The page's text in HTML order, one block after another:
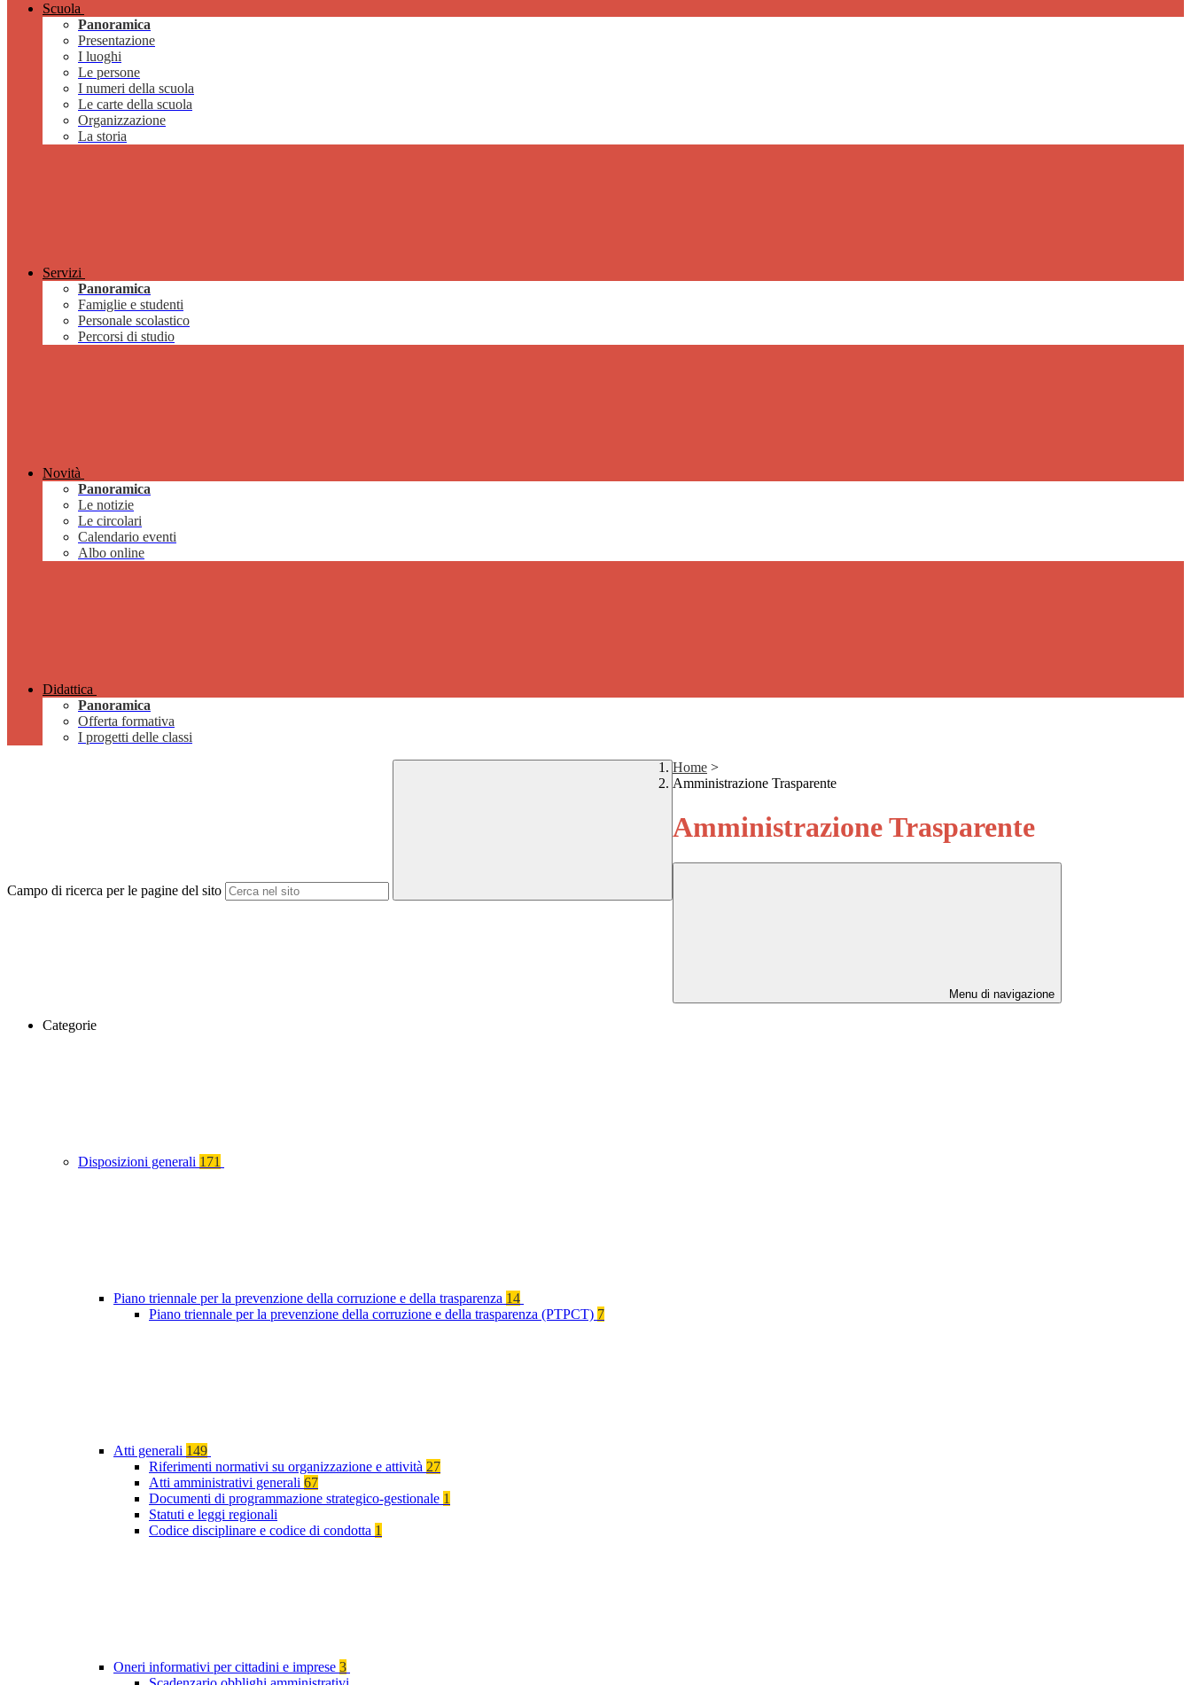
Scuola
Panoramica
Presentazione
I luoghi
Le persone
I numeri della scuola
Le carte della scuola
Organizzazione
La storia
Servizi
Panoramica
Famiglie e studenti
Personale scolastico
Percorsi di studio
Novità
Panoramica
Le notizie
Le circolari
Calendario eventi
Albo online
Didattica
Panoramica
Offerta formativa
I progetti delle classi
Campo di ricerca per le pagine del sito
Home >
Amministrazione Trasparente
Amministrazione Trasparente
Menu di navigazione
Categorie
Disposizioni generali 171
Piano triennale per la prevenzione della corruzione e della trasparenza 14
Piano triennale per la prevenzione della corruzione e della trasparenza (PTPCT) 7
Atti generali 149
Riferimenti normativi su organizzazione e attività 27
Atti amministrativi generali 67
Documenti di programmazione strategico-gestionale 1
Statuti e leggi regionali
Codice disciplinare e codice di condotta 1
Oneri informativi per cittadini e imprese 3